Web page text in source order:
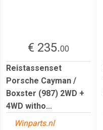
€ 235.00
Reistassenset
Porsche Cayman /
Boxster (987) 2WD +
4WD witho...
Winparts.nl